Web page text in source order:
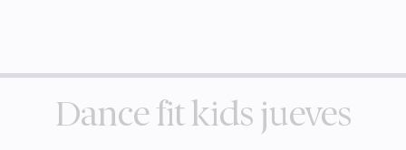
Dance fit kids jueves